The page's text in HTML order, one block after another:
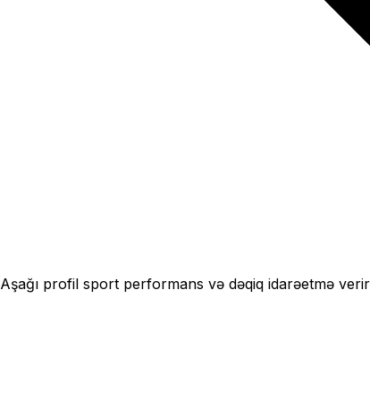
Aşağı profil sport performans və dəqiq idarəetmə